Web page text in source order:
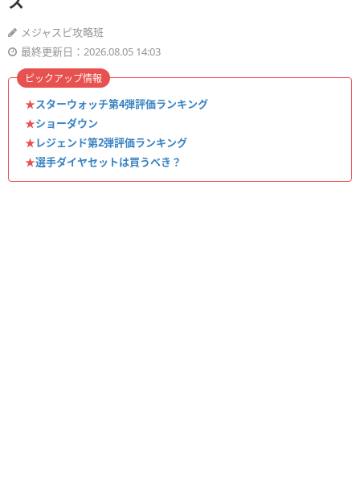
メジャスピ攻略班
最終更新日：2026.08.05 14:03
★スターウォッチ第4弾評価ランキング
★ショーダウン
★レジェンド第2弾評価ランキング
★選手ダイヤセットは買うべき？
ピックアップ情報